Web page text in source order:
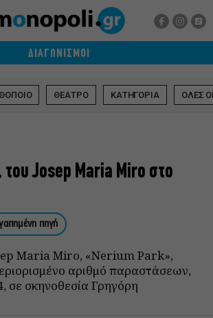
ΔΙΑΓΩΝΙΣΜΟΙ
ΘΕΑΤΡΟ ΚΑΤΗΓΟΡΙΑ ΟΛΕΣ
Josep Maria Miro στο
πηγή
Maria Miro, «Nerium Park»,
αριθμό παραστάσεων,
σε σκηνοθεσία Γρηγόρη